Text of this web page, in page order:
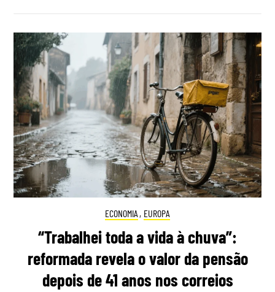
ECONOMIA , EUROPA
“Trabalhei toda a vida à chuva”:
reformada revela o valor da pensão
depois de 41 anos nos correios